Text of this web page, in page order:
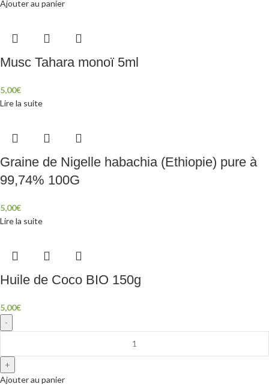
Ajouter au panier
Musc Tahara monoï 5ml
5,00€
Lire la suite
Graine de Nigelle habachia (Ethiopie) pure à
99,74% 100G
5,00€
Lire la suite
Huile de Coco BIO 150g
5,00€
Ajouter au panier